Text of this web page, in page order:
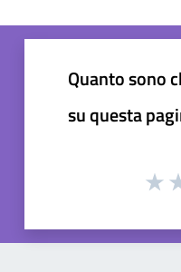
Quanto sono
su questa